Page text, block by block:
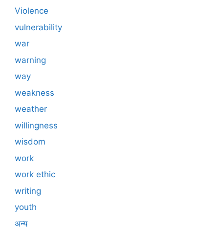
Violence
vulnerability
war
warning
way
weakness
weather
willingness
wisdom
work
work ethic
writing
youth
अन्य